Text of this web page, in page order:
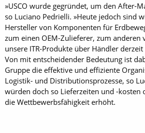
»USCO wurde gegründet, um den After-
so Luciano Pedrielli. »Heute jedoch sind
Hersteller von Komponenten für
zum einen OEM-Zulieferer, zum anderen
unsere ITR-Produkte über Händler
Von mit entscheidender Bedeutung ist
Gruppe die effektive und effiziente
Logistik- und Distributionsprozesse, so
würden doch so Lieferzeiten und -
die Wettbewerbsfähigkeit erhöht.